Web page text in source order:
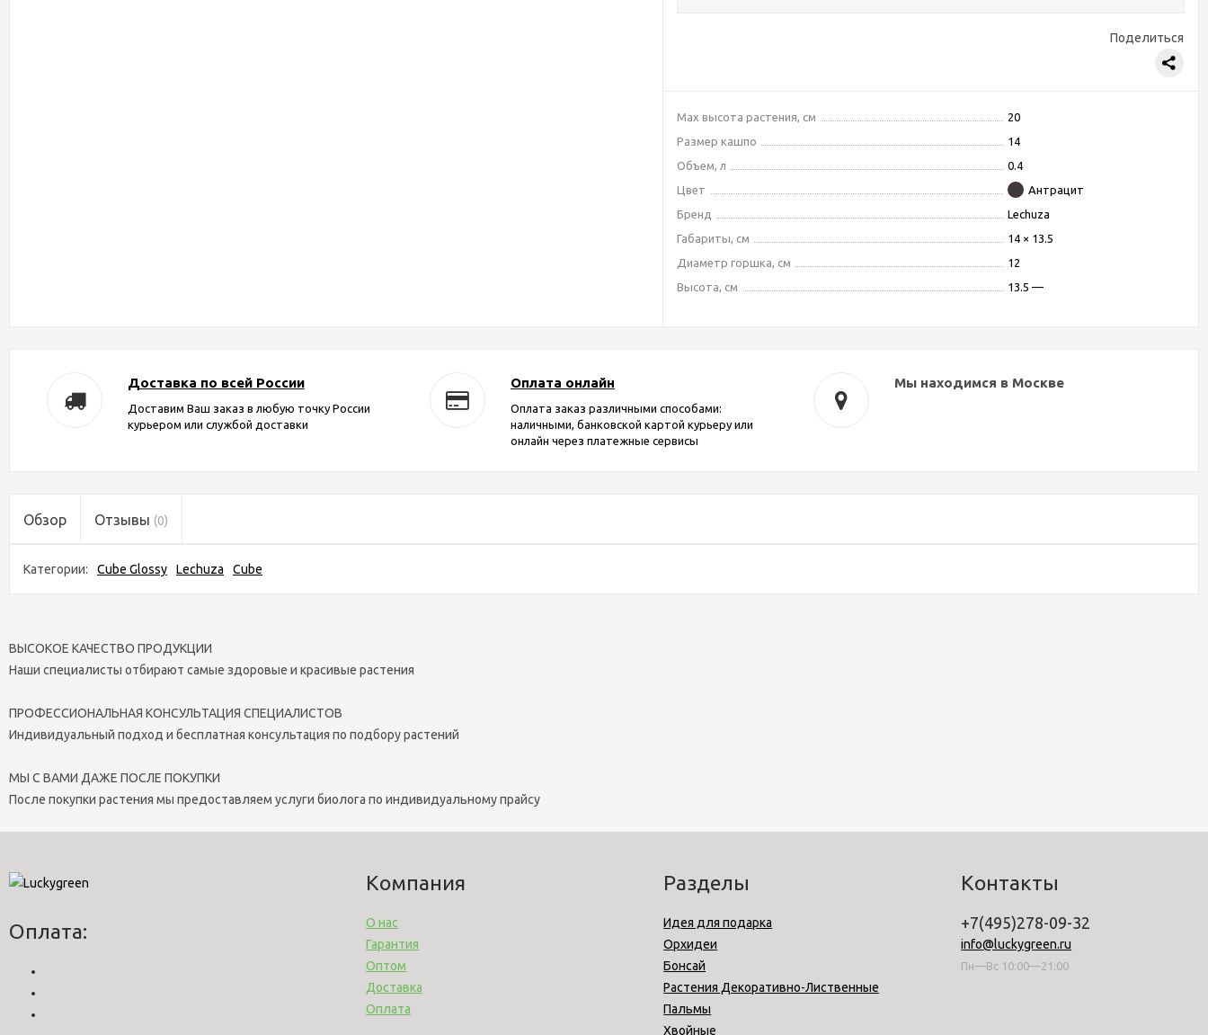
Поделиться
Max высота растения, см
20
Размер кашпо
14
Объем, л
0.4
Цвет
Антрацит
Бренд
Lechuza
Габариты, см
14 × 13.5
Диаметр горшка, см
12
Высота, см
13.5 —
Доставка по всей России
Доставим Ваш заказ в любую точку России
курьером или службой доставки
Оплата онлайн
Оплата заказ различными способами:
наличными, банковской картой курьеру или
онлайн через платежные сервисы
Мы находимся в Москве
Обзор Отзывы (0)
Категории: Cube Glossy Lechuza Cube
ВЫСОКОЕ КАЧЕСТВО ПРОДУКЦИИ
Наши специалисты отбирают самые здоровые и красивые растения
ПРОФЕССИОНАЛЬНАЯ КОНСУЛЬТАЦИЯ СПЕЦИАЛИСТОВ
Индивидуальный подход и бесплатная консультация по подбору растений
МЫ С ВАМИ ДАЖЕ ПОСЛЕ ПОКУПКИ
После покупки растения мы предоставляем услуги биолога по индивидуальному прайсу
Оплата:
Компания
О нас
Гарантия
Оптом
Доставка
Оплата
Разделы
Идея для подарка
Орхидеи
Бонсай
Растения Декоративно-Лиственные
Пальмы
Хвойные
Контакты
+7(495)278-09-32
info@luckygreen.ru
Пн—Вс 10:00—21:00